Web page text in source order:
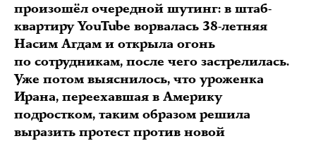
произошёл очередной шутинг: в штаб-
квартиру YouTube ворвалась 38-летняя
Насим Агдам и открыла огонь
по сотрудникам, после чего застрелилась.
Уже потом выяснилось, что уроженка
Ирана, переехавшая в Америку
подростком, таким образом решила
выразить протест против новой